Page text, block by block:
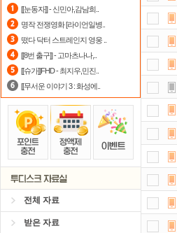
[[눈동자]] - 신민아,감남희..
명작 전쟁영화 [라이언일병..
떴다 닥터 스트레인지 영웅 ..
[[8번 출구]] - 고마츠나나,..
[[슈가]]FHD - 최지우,민진..
[[무서운 이야기 3 : 화성에..
전체 자료
받은 자료